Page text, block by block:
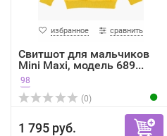
избранное сравнить
Свитшот для мальчиков
Mini Maxi, модель 689...
98
(0)
1 795 руб.